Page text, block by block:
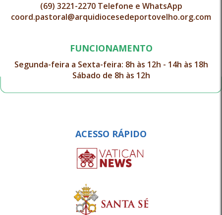
(69) 3221-2270 Telefone e WhatsApp
coord.pastoral@arquidiocesedeportovelho.org.com
FUNCIONAMENTO
Segunda-feira a Sexta-feira: 8h às 12h - 14h às 18h
Sábado de 8h às 12h
ACESSO RÁPIDO